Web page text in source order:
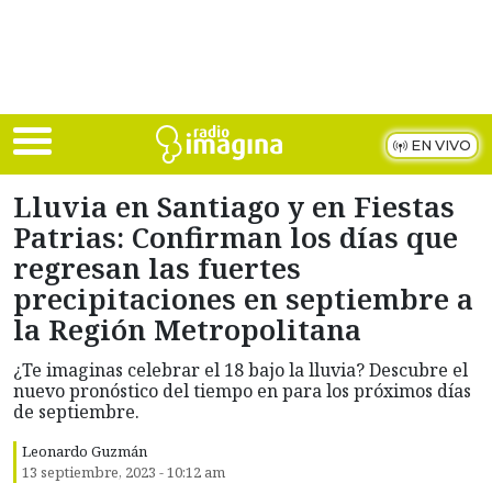
EN VIVO
Lluvia en Santiago y en Fiestas
Patrias: Confirman los días que
regresan las fuertes
precipitaciones en septiembre a
la Región Metropolitana
¿Te imaginas celebrar el 18 bajo la lluvia? Descubre el
nuevo pronóstico del tiempo en para los próximos días
de septiembre.
Leonardo Guzmán
13 septiembre, 2023 - 10:12 am